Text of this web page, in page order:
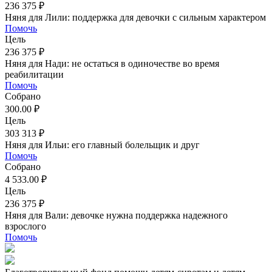
236 375 ₽
Няня для Лили: поддержка для девочки с сильным характером
Помочь
Цель
236 375 ₽
Няня для Нади: не остаться в одиночестве во время
реабилитации
Помочь
Собрано
300.00 ₽
Цель
303 313 ₽
Няня для Ильи: его главный болельщик и друг
Помочь
Собрано
4 533.00 ₽
Цель
236 375 ₽
Няня для Вали: девочке нужна поддержка надежного
взрослого
Помочь